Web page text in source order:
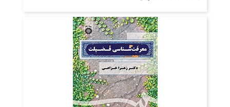
: شهریور ۱۴۰۳